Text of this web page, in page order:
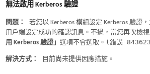
無法啟用 Kerberos 驗證
問題：
若您以 Kerberos 模組設定 Kerberos 驗證
用戶端設定成功的確認訊息。不過，當您再次檢視
用 Kerberos 驗證」選項不會選取。 (錯誤
解決方式： 目前尚未提供因應措施。